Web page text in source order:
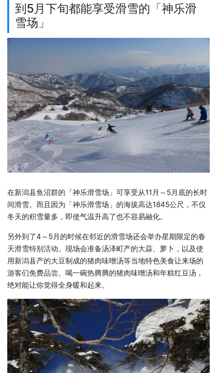
到5月下旬都能享受滑雪的「神乐滑
雪场」
在新潟县鱼沼群的「神乐滑雪场」可享受从11月～5月底的长时
间滑雪。而且因为「神乐滑雪场」的海拔高达1845公尺，不仅
冬天的积雪量多，即使气温升高了也不容易融化。
另外到了4～5月的时候在邻近的滑雪场还会举办星期限定的春
天滑雪特别活动。现场会准备汤泽町产的大蒜、萝卜，以及使
用新潟县产的大豆制成的猪肉味噌汤等当地特色美食让来场的
游客们免费品尝。喝一碗热腾腾的猪肉味噌汤和年糕红豆汤，
绝对能让你觉得全身暖和起来。